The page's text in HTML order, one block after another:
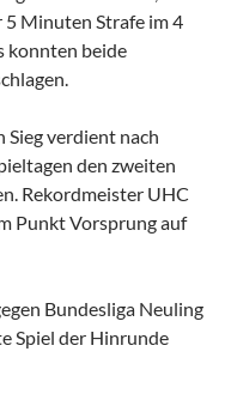
5 Minuten Strafe im 4
konnten beide
Sieg verdient nach
den zweiten
Rekordmeister UHC
Punkt Vorsprung auf
Bundesliga Neuling
Spiel der Hinrunde